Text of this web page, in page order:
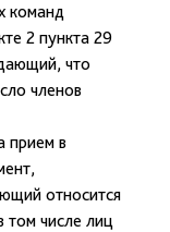
команд
2 пункта 29
что
членов
прием в
относится
том числе лиц